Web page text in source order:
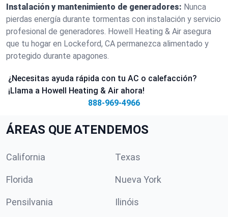
Instalación y mantenimiento de generadores: Nunca
pierdas energía durante tormentas con instalación y servicio
profesional de generadores. Howell Heating & Air asegura
que tu hogar en Lockeford, CA permanezca alimentado y
protegido durante apagones.
¿Necesitas ayuda rápida con tu AC o calefacción?
¡Llama a Howell Heating & Air ahora!
888-969-4966
ÁREAS QUE ATENDEMOS
California Texas
Florida Nueva York
Pensilvania Ilinóis